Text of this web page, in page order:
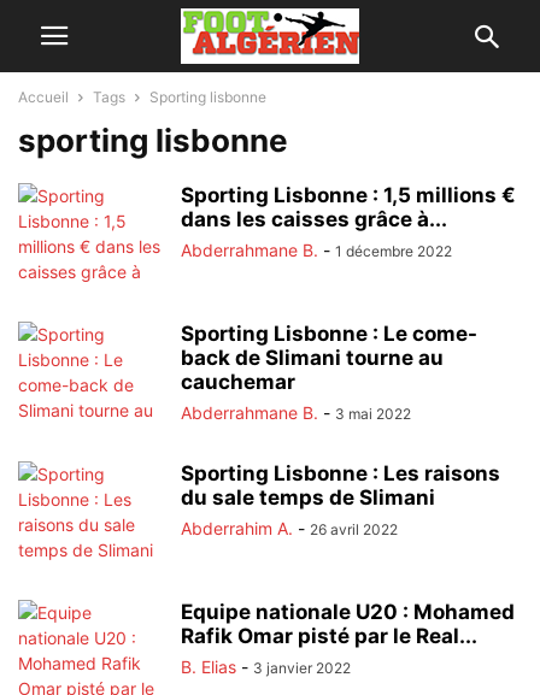
Accueil Tags Sporting lisbonne
sporting lisbonne
Sporting Lisbonne : 1,5 millions €
dans les caisses grâce à...
Abderrahmane B. - 1 décembre 2022
Sporting Lisbonne : Le come-
back de Slimani tourne au
cauchemar
Abderrahmane B. - 3 mai 2022
Sporting Lisbonne : Les raisons
du sale temps de Slimani
Abderrahim A. - 26 avril 2022
Equipe nationale U20 : Mohamed
Rafik Omar pisté par le Real...
B. Elias - 3 janvier 2022